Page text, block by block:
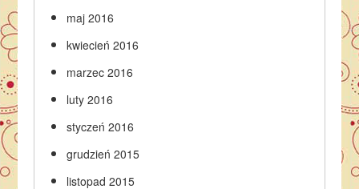
maj 2016
kwiecień 2016
marzec 2016
luty 2016
styczeń 2016
grudzień 2015
listopad 2015